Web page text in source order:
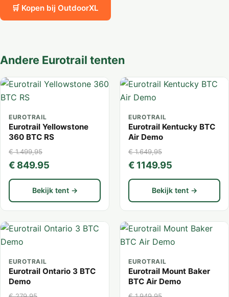
🛒 Kopen bij OutdoorXL
Andere Eurotrail tenten
EUROTRAIL
Eurotrail Yellowstone
360 BTC RS
€ 1.499,95
€ 849.95
Bekijk tent →
EUROTRAIL
Eurotrail Kentucky BTC
Air Demo
€ 1.649,95
€ 1149.95
Bekijk tent →
EUROTRAIL
Eurotrail Ontario 3 BTC
Demo
EUROTRAIL
Eurotrail Mount Baker
BTC Air Demo